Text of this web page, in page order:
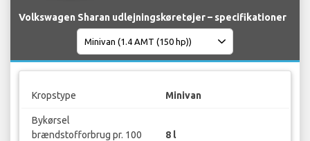
Volkswagen Sharan udlejningskøretøjer – specifikationer
Kropstype Minivan
Bykørsel
brændstofforbrug pr. 100
8 l